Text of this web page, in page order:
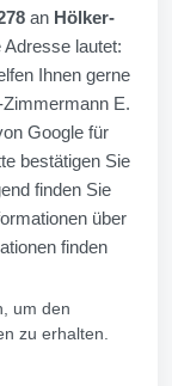
an Hölker-
lautet:
Ihnen gerne
E.
Google für
bestätigen Sie
finden Sie
über
finden
um den
zu erhalten.